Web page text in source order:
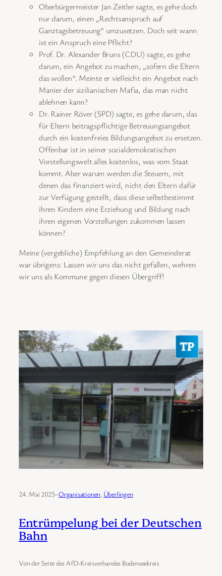
Oberbürgermeister Jan Zeitler sagte, es gehe doch
nur darum, einen „Rechtsanspruch auf
Ganztagsbetreuung“ umzusetzen. Doch seit wann
ist ein Anspruch eine Pflicht?
Prof. Dr. Alexander Bruns (CDU) sagte, es gehe
darum, ein Angebot zu machen, „sofern die Eltern
das wollen“. Meinte er vielleicht ein Angebot nach
Manier der sizilianischen Mafia, das man nicht
ablehnen kann?
Dr. Rainer Röver (SPD) sagte, es gehe darum, das
für Eltern beitragspflichtige Betreuungsangebot
durch ein kostenfreies Bildungsangebot zu ersetzen.
Offenbar ist in seiner sozialdemokratischen
Vorstellungswelt alles kostenlos, was vom Staat
kommt. Aber warum werden die Steuern, mit
denen das finanziert wird, nicht den Eltern dafür
zur Verfügung gestellt, dass diese selbstbestimmt
ihren Kindern eine Erziehung und Bildung nach
ihren eigenen Vorstellungen zukommen lassen
können?
Meine (vergebliche) Empfehlung an den Gemeinderat
war übrigens: Lassen wir uns das nicht gefallen, wehren
wir uns als Kommune gegen diesen Übergriff!
24. Mai 2025–Organisationen, Überlingen
Entrümpelung bei der Deutschen
Bahn
Von der Seite des AfD-Kreisverbandes Bodenseekreis